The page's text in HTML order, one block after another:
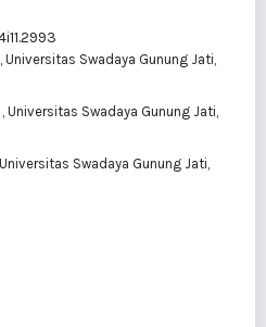
, Universitas Swadaya Gunung Jati,
, Universitas Swadaya Gunung Jati,
, Universitas Swadaya Gunung Jati,